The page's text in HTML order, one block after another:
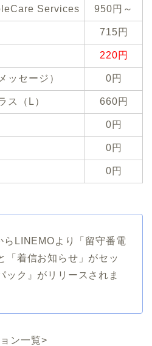
Services 950円～
715円
220円
ッセージ） 0円
ス（L） 660円
0円
0円
0円
LINEMOより「留守番電
「着信お知らせ」がセッ
ック』がリリースされま
ン一覧>